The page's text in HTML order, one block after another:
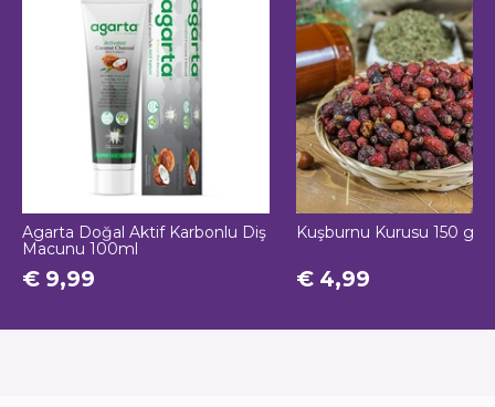
Agarta Doğal Aktif Karbonlu Diş
Macunu 100ml
€ 9,99
Kuşburnu Kurusu 150 g
€ 4,99